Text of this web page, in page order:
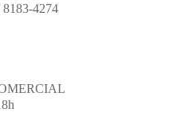
4274